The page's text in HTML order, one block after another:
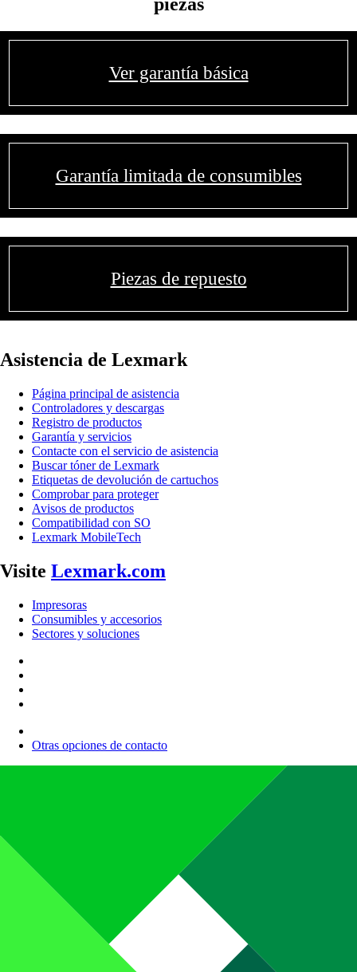
Ver garantía básica
Garantía limitada de consumibles
Piezas de repuesto
Asistencia de Lexmark
Página principal de asistencia
Controladores y descargas
Registro de productos
Garantía y servicios
Contacte con el servicio de asistencia
Buscar tóner de Lexmark
Etiquetas de devolución de cartuchos
Comprobar para proteger
Avisos de productos
Compatibilidad con SO
Lexmark MobileTech
Visite Lexmark.com
Impresoras
Consumibles y accesorios
Sectores y soluciones
Otras opciones de contacto